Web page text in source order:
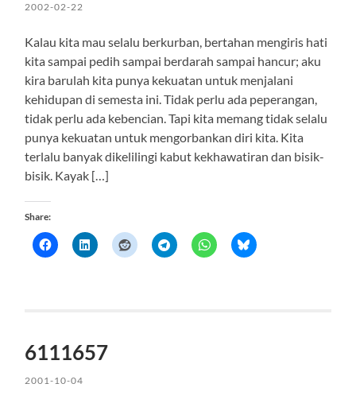
2002-02-22
Kalau kita mau selalu berkurban, bertahan mengiris hati
kita sampai pedih sampai berdarah sampai hancur; aku
kira barulah kita punya kekuatan untuk menjalani
kehidupan di semesta ini. Tidak perlu ada peperangan,
tidak perlu ada kebencian. Tapi kita memang tidak selalu
punya kekuatan untuk mengorbankan diri kita. Kita
terlalu banyak dikelilingi kabut kekhawatiran dan bisik-
bisik. Kayak […]
Share:
6111657
2001-10-04